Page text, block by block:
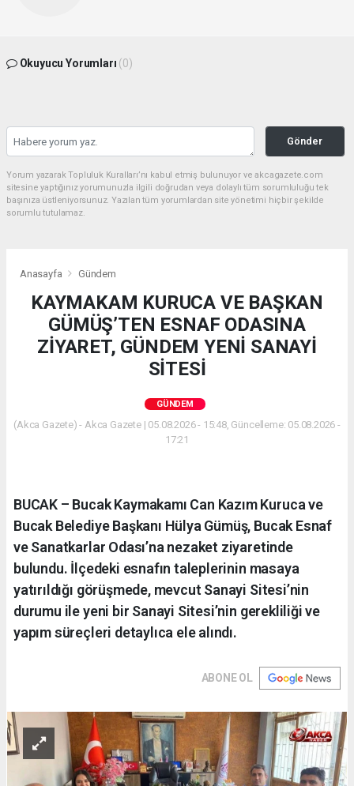
Okuyucu Yorumları (0)
Gönder
Yorum yazarak Topluluk Kuralları’nı kabul etmiş bulunuyor ve akcagazete.com
sitesine yaptığınız yorumunuzla ilgili doğrudan veya dolaylı tüm sorumluluğu tek
başınıza üstleniyorsunuz. Yazılan tüm yorumlardan site yönetimi hiçbir şekilde
sorumlu tutulamaz.
Anasayfa Gündem
KAYMAKAM KURUCA VE BAŞKAN
GÜMÜŞ’TEN ESNAF ODASINA
ZİYARET, GÜNDEM YENİ SANAYİ
SİTESİ
GÜNDEM
(Akca Gazete) - Akca Gazete | 05.08.2026 - 15:48, Güncelleme: 05.08.2026 -
17:21
BUCAK – Bucak Kaymakamı Can Kazım Kuruca ve
Bucak Belediye Başkanı Hülya Gümüş, Bucak Esnaf
ve Sanatkarlar Odası’na nezaket ziyaretinde
bulundu. İlçedeki esnafın taleplerinin masaya
yatırıldığı görüşmede, mevcut Sanayi Sitesi’nin
durumu ile yeni bir Sanayi Sitesi’nin gerekliliği ve
yapım süreçleri detaylıca ele alındı.
ABONE OL